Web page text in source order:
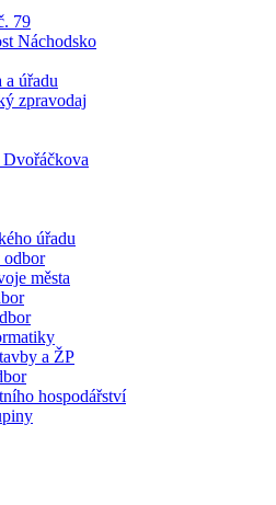
79
Náchodsko
a úřadu
zpravodaj
úřadu
města
a ŽP
hospodářství